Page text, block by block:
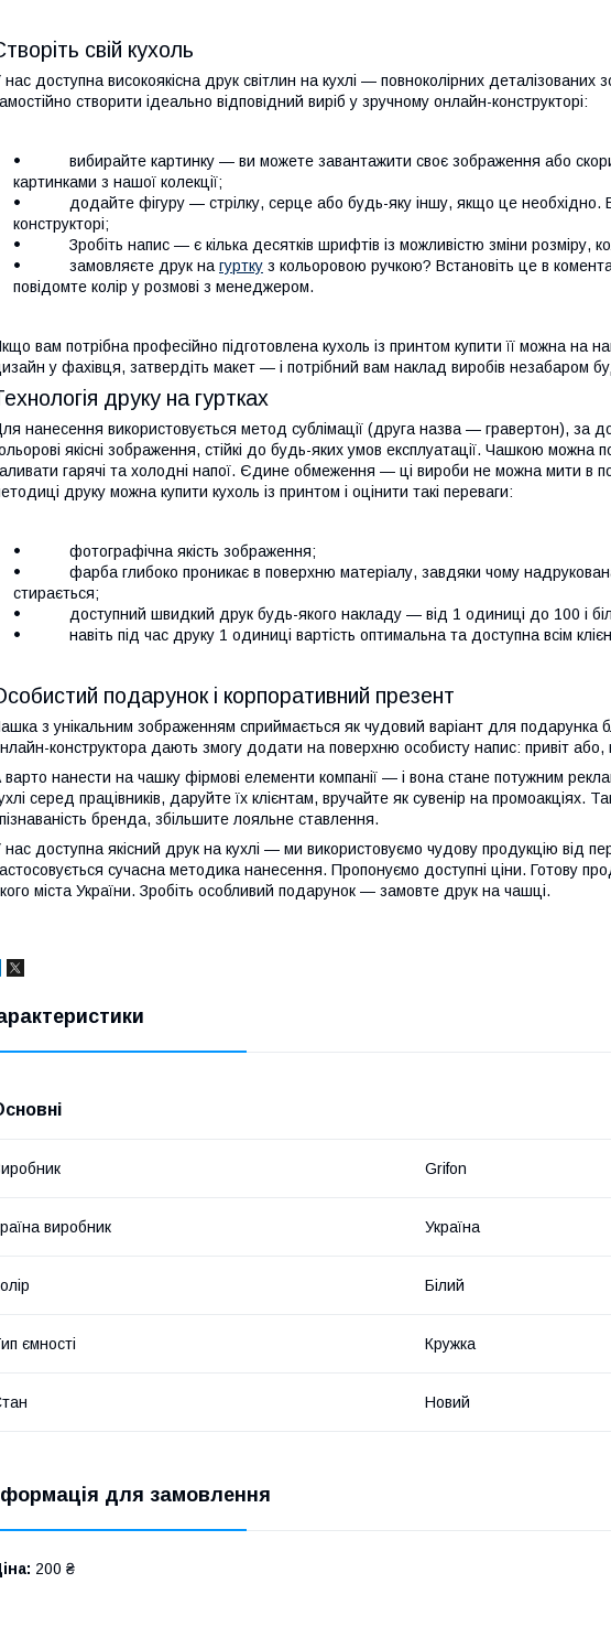
свій кухоль
нас доступна високоякісна друк світлин на кухлі — повноколірних
створити ідеально відповідний виріб у зручному онлайн-конструкторі:
вибирайте картинку — ви можете завантажити своє зображення або
картинками з нашої колекції;
додайте фігуру — стрілку, серце або будь-яку іншу, якщо це необхідно.
конструкторі;
Зробіть напис — є кілька десятків шрифтів із можливістю зміни розміру,
замовляєте друк нагуртку з кольоровою ручкою? Встановіть це в
повідомте колір у розмові з менеджером.
вам потрібна професійно підготовлена кухоль із принтом купити її можна на
у фахівця, затвердіть макет — і потрібний вам наклад виробів незабаром
друку на гуртках
нанесення використовується метод сублімації (друга назва — гравертон), за
якісні зображення, стійкі до будь-яких умов експлуатації. Чашкою можна
гарячі та холодні напої. Єдине обмеження — ці вироби не можна мити в
друку можна купити кухоль із принтом і оцінити такі переваги:
фотографічна якість зображення;
фарба глибоко проникає в поверхню матеріалу, завдяки чому
стирається;
доступний швидкий друк будь-якого накладу — від 1 одиниці до 100 і
навіть під час друку 1 одиниці вартість оптимальна та доступна всім
подарунок і корпоративний презент
з унікальним зображенням сприймається як чудовий варіант для подарунка
конструктора дають змогу додати на поверхню особисту напис: привіт
варто нанести на чашку фірмові елементи компанії — і вона стане потужним
серед працівників, даруйте їх клієнтам, вручайте як сувенір на промоакціях.
бренда, збільшите лояльне ставлення.
нас доступна якісний друк на кухлі — ми використовуємо чудову продукцію від
сучасна методика нанесення. Пропонуємо доступні ціни. Готову
міста України. Зробіть особливий подарунок — замовте друк на чашці.
Grifon
виробник Україна
Білий
ємності Кружка
Новий
для замовлення
200 ₴